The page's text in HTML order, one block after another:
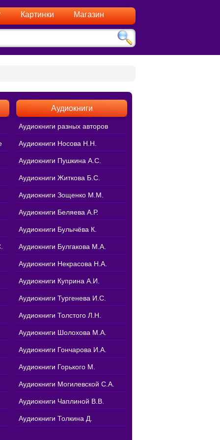
Картинки Магазин
Аудиокниги
Аудиокниги разных авторов
Аудиокниги Носова Н.Н.
Аудиокниги Пушкина А.С.
Аудиокниги Житкова Б.С.
Аудиокниги Зощенко М.М.
Аудиокниги Беляева А.Р.
Аудиокниги Булычёва К.
Аудиокниги Булгакова М.А.
Аудиокниги Некрасова Н.А.
Аудиокниги Куприна А.И.
Аудиокниги Тургенева И.С.
Аудиокниги Толстого Л.Н.
Аудиокниги Шолохова М.А.
Аудиокниги Гончарова И.А.
Аудиокниги Горького М.
Аудиокниги Могилевской С.А.
Аудиокниги Чаплиной В.В.
Аудиокниги Толкина Д.